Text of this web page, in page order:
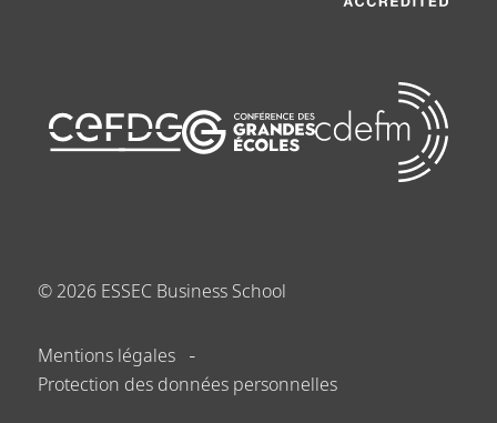
© 2026 ESSEC Business School
Mentions légales
Protection des données personnelles